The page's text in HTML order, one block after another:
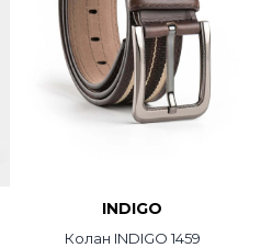
INDIGO
Колан INDIGO 1459